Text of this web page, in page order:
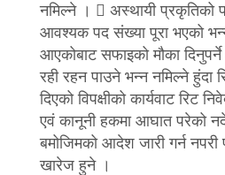
नमिल्ने ।  अस्थायी प्रकृतिको
आवश्यक पद संख्या पूरा भएको
आएकोबाट सफाइको मौका
रही रहन पाउने भन्न नमिल्ने हुंदा
दिएको विपक्षीको कार्यवाट रिट
एवं कानूनी हकमा आघात परेको
बमोजिमको आदेश जारी गर्न
खारेज हुने ।